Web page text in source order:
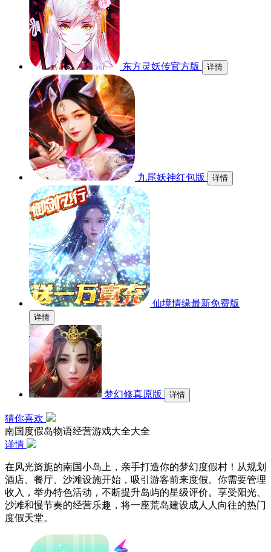
东方灵妖传官方版 详情
九尾妖神红包版 详情
仙境情缘最新免费版
详情
梦幻修真原版 详情
猜你喜欢
南国度假岛物语经营游戏大全大全
详情
在风光旖旎的南国小岛上，亲手打造你的梦幻度假村！从规划
酒店、餐厅、沙滩设施开始，吸引游客前来度假。你需要管理
收入，举办特色活动，不断提升岛屿的星级评价。享受阳光、
沙滩和慢节奏的经营乐趣，将一座荒岛建设成人人向往的热门
度假天堂。